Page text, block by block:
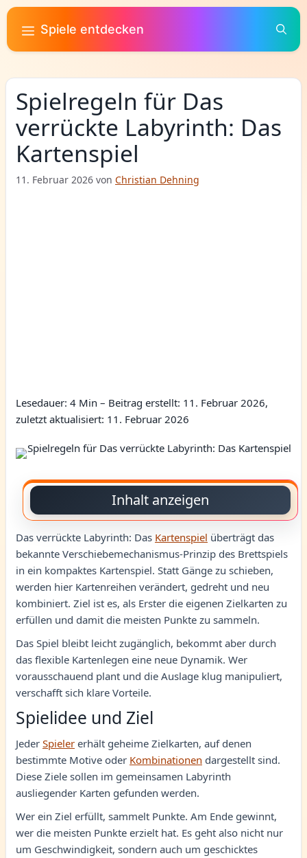
Zum
Inhalt
springen
Spiele entdecken
Spielregeln für Das
verrückte Labyrinth: Das
Kartenspiel
11. Februar 2026 von Christian Dehning
Lesedauer: 4 Min – Beitrag erstellt: 11. Februar 2026,
zuletzt aktualisiert: 11. Februar 2026
Inhalt anzeigen
Das verrückte Labyrinth: Das Kartenspiel überträgt das
bekannte Verschiebemechanismus-Prinzip des Brettspiels
in ein kompaktes Kartenspiel. Statt Gänge zu schieben,
werden hier Kartenreihen verändert, gedreht und neu
kombiniert. Ziel ist es, als Erster die eigenen Zielkarten zu
erfüllen und damit die meisten Punkte zu sammeln.
Das Spiel bleibt leicht zugänglich, bekommt aber durch
das flexible Kartenlegen eine neue Dynamik. Wer
vorausschauend plant und die Auslage klug manipuliert,
verschafft sich klare Vorteile.
Spielidee und Ziel
Jeder Spieler erhält geheime Zielkarten, auf denen
bestimmte Motive oder Kombinationen dargestellt sind.
Diese Ziele sollen im gemeinsamen Labyrinth
ausliegender Karten gefunden werden.
Wer ein Ziel erfüllt, sammelt Punkte. Am Ende gewinnt,
wer die meisten Punkte erzielt hat. Es geht also nicht nur
um Geschwindigkeit, sondern auch um geschicktes